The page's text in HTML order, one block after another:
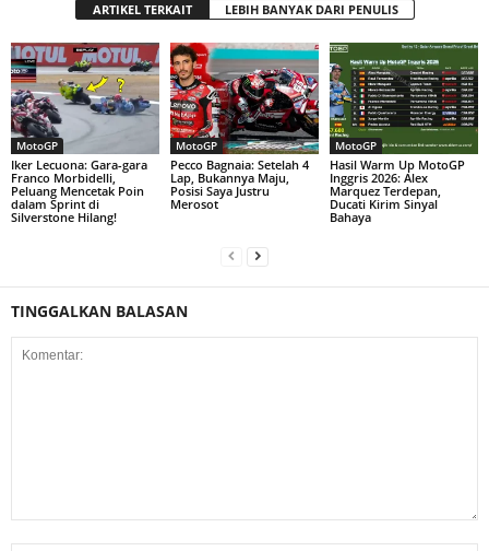
ARTIKEL TERKAIT LEBIH BANYAK DARI PENULIS
MotoGP
Iker Lecuona: Gara-gara
Franco Morbidelli,
Peluang Mencetak Poin
dalam Sprint di
Silverstone Hilang!
MotoGP
Pecco Bagnaia: Setelah 4
Lap, Bukannya Maju,
Posisi Saya Justru
Merosot
MotoGP
Hasil Warm Up MotoGP
Inggris 2026: Alex
Marquez Terdepan,
Ducati Kirim Sinyal
Bahaya
TINGGALKAN BALASAN